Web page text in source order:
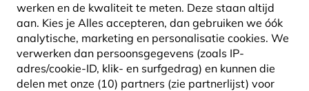
werken en de kwaliteit te meten. Deze staan altijd
aan. Kies je Alles accepteren, dan gebruiken we óók
analytische, marketing en personalisatie cookies. We
verwerken dan persoonsgegevens (zoals IP-
adres/cookie-ID, klik- en surfgedrag) en kunnen die
delen met onze (10) partners (zie partnerlijst) voor